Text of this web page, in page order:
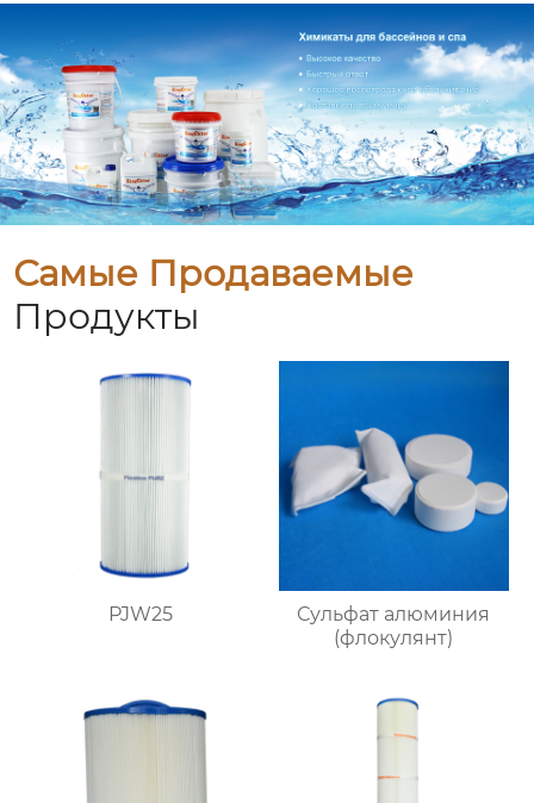
Самые Продаваемые
Продукты
PJW25
Сульфат алюминия
(флокулянт)